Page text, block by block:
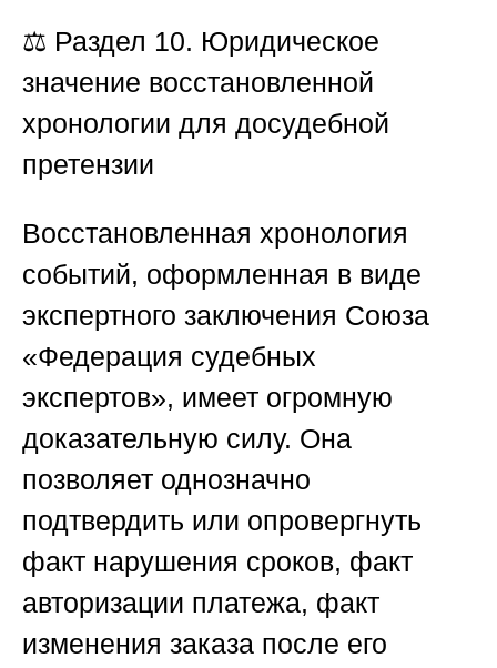
⚖️ Раздел 10. Юридическое
значение восстановленной
хронологии для досудебной
претензии
Восстановленная хронология
событий, оформленная в виде
экспертного заключения Союза
«Федерация судебных
экспертов», имеет огромную
доказательную силу. Она
позволяет однозначно
подтвердить или опровергнуть
факт нарушения сроков, факт
авторизации платежа, факт
изменения заказа после его